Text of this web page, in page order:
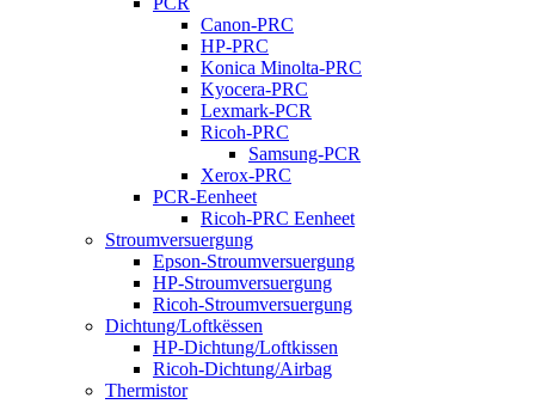
Canon-PRC
HP-PRC
Konica Minolta-PRC
Kyocera-PRC
Lexmark-PCR
Ricoh-PRC
Samsung-PCR
Xerox-PRC
PCR-Eenheet
Ricoh-PRC Eenheet
Stroumversuergung
Epson-Stroumversuergung
HP-Stroumversuergung
Ricoh-Stroumversuergung
Dichtung/Loftkëssen
HP-Dichtung/Loftkissen
Ricoh-Dichtung/Airbag
Thermistor